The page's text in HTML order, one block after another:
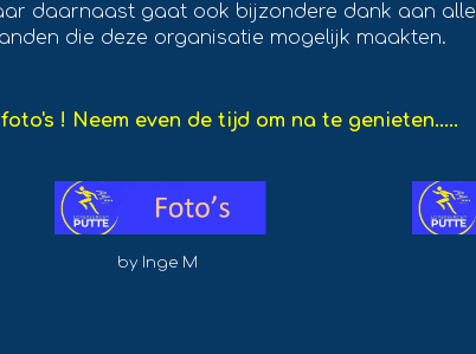
daarnaast gaat ook bijzondere dank aan alle
die deze organisatie mogelijk maakten.
foto's ! Neem even de tijd om na te genieten.....
by Inge M